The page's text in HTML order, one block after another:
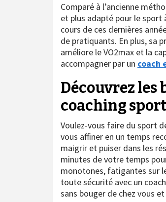
Comparé à l’ancienne
et plus adapté pour le sport
cours de ces dernières
de pratiquants. En plus, sa
améliore le VO2max et la
accompagner par un coach
Découvrez
coaching
Voulez-vous faire du sport
vous affiner en un temps
maigrir et puiser dans les
minutes de votre temps
monotones, fatigantes sur
toute sécurité avec un
sans bouger de chez vous